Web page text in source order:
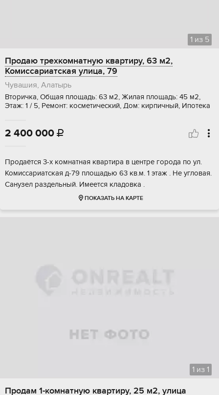
1 из 5
Продаю трехкомнатную квартиру, 63 м2,
Комиссариатская улица, 79
Чувашия, Алатырь
Вторичка, Общая площадь: 63 м2, Жилая площадь: 45 м2,
Этаж: 1 / 5, Ремонт: косметический, Дом: кирпичный, Ипотека
2 400 000 
Продаётся 3-х комнатная квартира в центре города по ул.
Комиссариатская д-79 площадью 63 кв.м. 1 этаж . Не угловая.
Санузел раздельный. Имеется кладовка .
ПОКАЗАТЬ НА КАРТЕ
1 из 1
Продам 1-комнатную квартиру, 25 м2, улица